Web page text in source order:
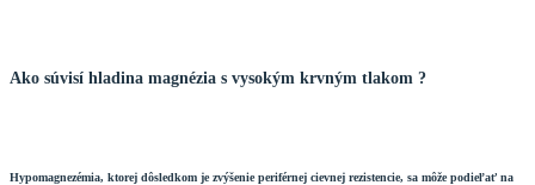
Ako súvisí hladina magnézia s vysokým krvným tlakom ?
Hypomagnezémia, ktorej dôsledkom je zvýšenie periférnej cievnej rezistencie, sa môže podieľať na